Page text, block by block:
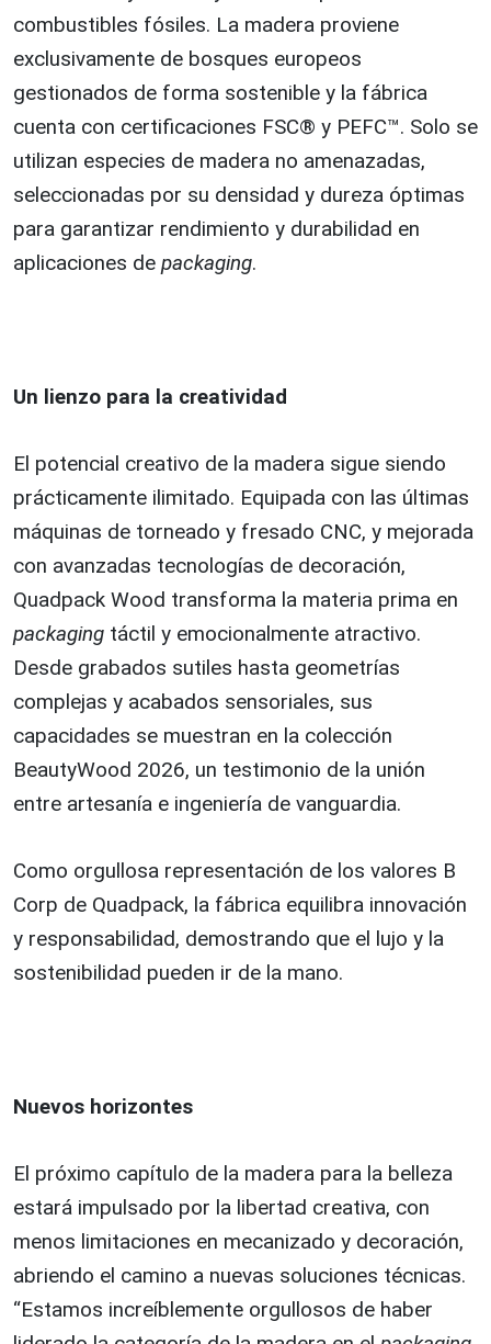
combustibles fósiles. La madera proviene
exclusivamente de bosques europeos
gestionados de forma sostenible y la fábrica
cuenta con certificaciones FSC® y PEFC™. Solo se
utilizan especies de madera no amenazadas,
seleccionadas por su densidad y dureza óptimas
para garantizar rendimiento y durabilidad en
aplicaciones de packaging.
Un lienzo para la creatividad
El potencial creativo de la madera sigue siendo
prácticamente ilimitado. Equipada con las últimas
máquinas de torneado y fresado CNC, y mejorada
con avanzadas tecnologías de decoración,
Quadpack Wood transforma la materia prima en
packaging táctil y emocionalmente atractivo.
Desde grabados sutiles hasta geometrías
complejas y acabados sensoriales, sus
capacidades se muestran en la colección
BeautyWood 2026, un testimonio de la unión
entre artesanía e ingeniería de vanguardia.
Como orgullosa representación de los valores B
Corp de Quadpack, la fábrica equilibra innovación
y responsabilidad, demostrando que el lujo y la
sostenibilidad pueden ir de la mano.
Nuevos horizontes
El próximo capítulo de la madera para la belleza
estará impulsado por la libertad creativa, con
menos limitaciones en mecanizado y decoración,
abriendo el camino a nuevas soluciones técnicas.
“Estamos increíblemente orgullosos de haber